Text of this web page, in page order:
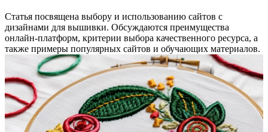
Статья посвящена выбору и использованию сайтов с
дизайнами для вышивки. Обсуждаются преимущества
онлайн-платформ, критерии выбора качественного ресурса, а
также примеры популярных сайтов и обучающих материалов.